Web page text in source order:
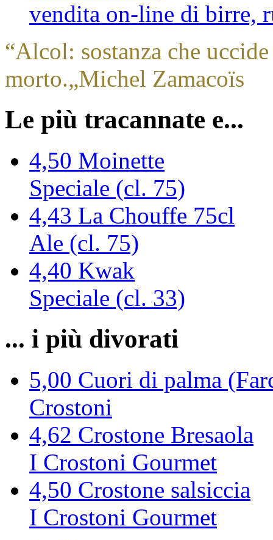
vendita on-line di birre,
“Alcol: sostanza che
morto.„Michel Zamacoïs
Le più tracannate e...
4,50 Moinette
Speciale (cl. 75)
4,43 La Chouffe 75cl
Ale (cl. 75)
4,40 Kwak
Speciale (cl. 33)
... i più divorati
5,00 Cuori di palma
Crostoni
4,62 Crostone Bresaola
I Crostoni Gourmet
4,50 Crostone salsiccia
I Crostoni Gourmet